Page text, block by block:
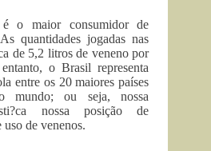
o maior consumidor de
quantidades jogadas nas
de 5,2 litros de veneno por
o Brasil representa
entre os 20 maiores países
mundo; ou seja, nossa
nossa posição de
de venenos.